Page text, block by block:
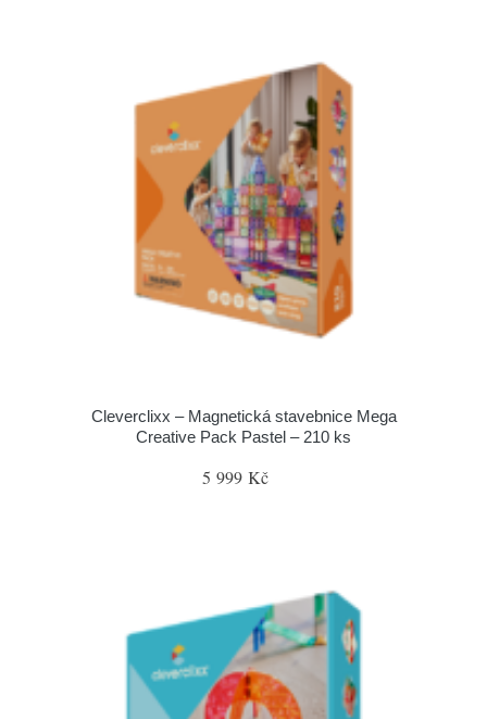
Cleverclixx – Magnetická stavebnice Mega
Creative Pack Pastel – 210 ks
5 999 Kč